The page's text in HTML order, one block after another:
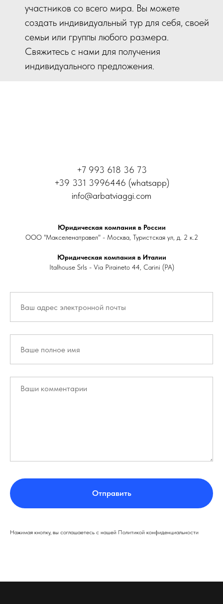
участников со всего мира. Вы можете
создать индивидуальный тур для себя, своей
семьи или группы любого размера.
Свяжитесь с нами для получения
индивидуального предложения.
+7 993 618 36 73
+39 331 3996446 (whatsapp)
info@arbatviaggi.com
Юридическая компания в России
ООО "Макселенатравел" - Москва, Туристская ул, д. 2 к.2
Юридическая компания в Италии
Italhouse Srls - Via Piraineto 44, Carini (PA)
Отправить
Нажимая кнопку, вы соглашаетесь с нашей Политикой конфиденциальности